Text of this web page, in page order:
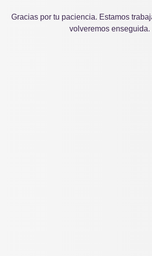
Gracias por tu paciencia. Estamos
volveremos enseguida.